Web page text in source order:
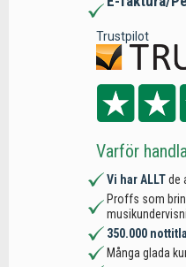
Trustpilot
Varför
Vi har ALLTde
Proffs som
350.000
Många glada